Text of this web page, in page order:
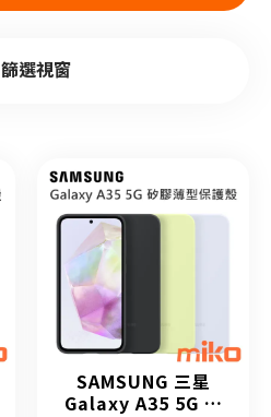
篩選視窗
SAMSUNG 三星
Galaxy A35 5G 矽